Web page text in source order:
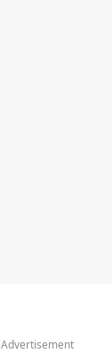
Advertisement